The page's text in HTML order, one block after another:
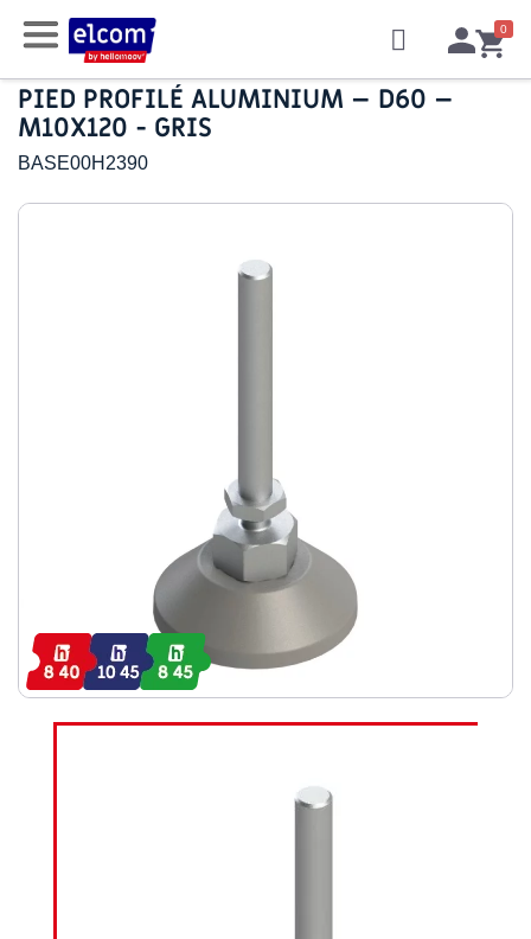
PIED PROFILÉ ALUMINIUM – D60 –
M10X120 - GRIS
BASE00H2390